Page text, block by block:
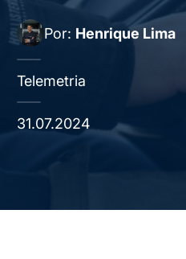
Por: Henrique Lima
Telemetria
31.07.2024